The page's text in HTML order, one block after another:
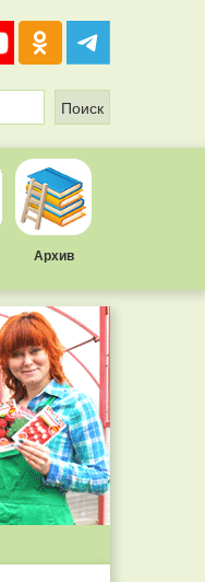
Архив